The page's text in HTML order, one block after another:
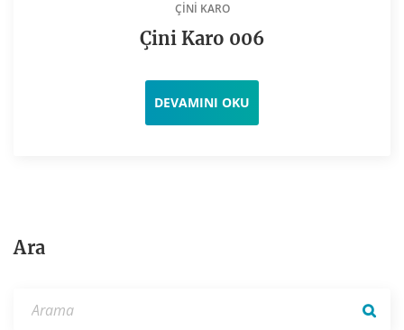
ÇINI KARO
Çini Karo 006
DEVAMINI OKU
Ara